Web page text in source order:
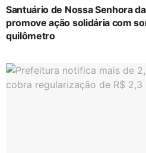
Santuário de Nossa Senhora
promove ação solidária com
quilômetro